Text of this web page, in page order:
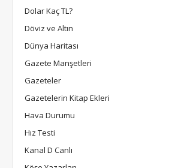
Dolar Kaç TL?
Döviz ve Altın
Dünya Haritası
Gazete Manşetleri
Gazeteler
Gazetelerin Kitap Ekleri
Hava Durumu
Hız Testi
Kanal D Canlı